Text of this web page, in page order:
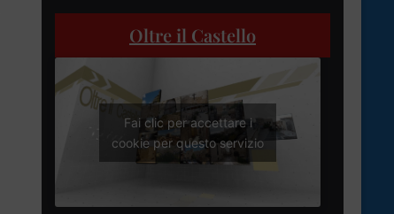
Oltre il Castello
Fai clic per accettare i
cookie per questo servizio